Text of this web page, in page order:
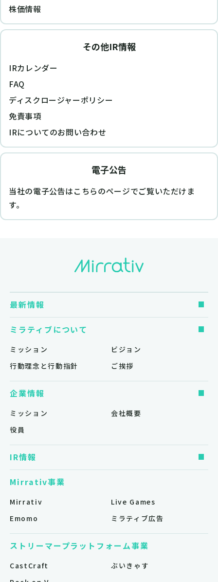
株価情報
その他IR情報
IRカレンダー
FAQ
ディスクロージャーポリシー
免責事項
IRについてのお問い合わせ
電子公告
当社の電子公告はこちらのページでご覧いただけま
す。
最新情報
ミラティブについて
ミッション
ビジョン
行動理念と行動指針
ご挨拶
企業情報
ミッション
会社概要
役員
IR情報
Mirrativ事業
Mirrativ
Live Games
Emomo
ミラティブ広告
ストリーマープラットフォーム事業
CastCraft
ぶいきゃす